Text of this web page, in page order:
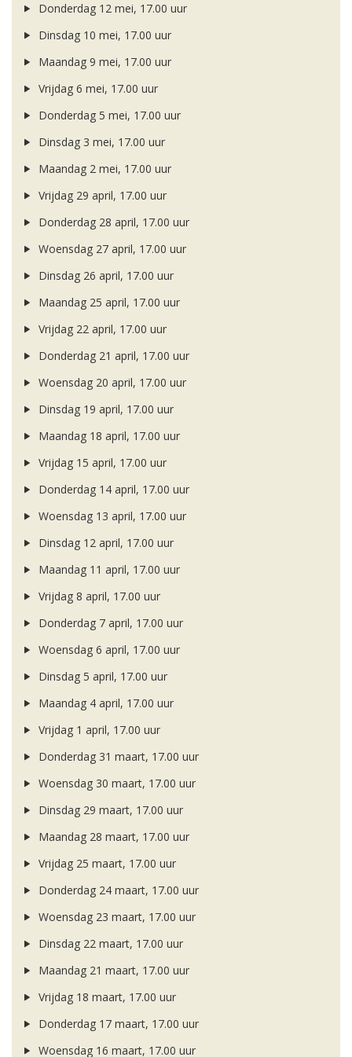
Donderdag 12 mei, 17.00 uur
Dinsdag 10 mei, 17.00 uur
Maandag 9 mei, 17.00 uur
Vrijdag 6 mei, 17.00 uur
Donderdag 5 mei, 17.00 uur
Dinsdag 3 mei, 17.00 uur
Maandag 2 mei, 17.00 uur
Vrijdag 29 april, 17.00 uur
Donderdag 28 april, 17.00 uur
Woensdag 27 april, 17.00 uur
Dinsdag 26 april, 17.00 uur
Maandag 25 april, 17.00 uur
Vrijdag 22 april, 17.00 uur
Donderdag 21 april, 17.00 uur
Woensdag 20 april, 17.00 uur
Dinsdag 19 april, 17.00 uur
Maandag 18 april, 17.00 uur
Vrijdag 15 april, 17.00 uur
Donderdag 14 april, 17.00 uur
Woensdag 13 april, 17.00 uur
Dinsdag 12 april, 17.00 uur
Maandag 11 april, 17.00 uur
Vrijdag 8 april, 17.00 uur
Donderdag 7 april, 17.00 uur
Woensdag 6 april, 17.00 uur
Dinsdag 5 april, 17.00 uur
Maandag 4 april, 17.00 uur
Vrijdag 1 april, 17.00 uur
Donderdag 31 maart, 17.00 uur
Woensdag 30 maart, 17.00 uur
Dinsdag 29 maart, 17.00 uur
Maandag 28 maart, 17.00 uur
Vrijdag 25 maart, 17.00 uur
Donderdag 24 maart, 17.00 uur
Woensdag 23 maart, 17.00 uur
Dinsdag 22 maart, 17.00 uur
Maandag 21 maart, 17.00 uur
Vrijdag 18 maart, 17.00 uur
Donderdag 17 maart, 17.00 uur
Woensdag 16 maart, 17.00 uur